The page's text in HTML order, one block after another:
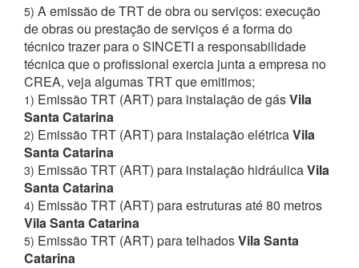
5) A emissão de TRT de obra ou serviços: execução
de obras ou prestação de serviços é a forma do
técnico trazer para o SINCETI a responsabilidade
técnica que o profissional exercia junta a empresa no
CREA, veja algumas TRT que emitimos;
1) Emissão TRT (ART) para instalação de gásVila
Santa Catarina
2) Emissão TRT (ART) para instalação elétricaVila
Santa Catarina
3) Emissão TRT (ART) para instalação hidráulicaVila
Santa Catarina
4) Emissão TRT (ART) para estruturas até 80 metros
Vila Santa Catarina
5) Emissão TRT (ART) para telhadosVila Santa
Catarina